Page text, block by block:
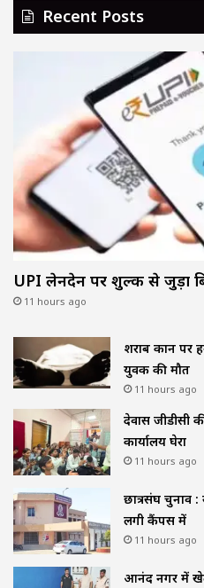
Recent Posts
UPI लेनदेन पर शुल्क से जुड़ा
11 hours ago
शराब दुकान पर
युवक की मौत
11 hours ago
देवास जीडीसी
कार्यालय घेरा
11 hours ago
छात्रसंघ चुनाव :
लगी कैंपस में
11 hours ago
आनंद नगर में